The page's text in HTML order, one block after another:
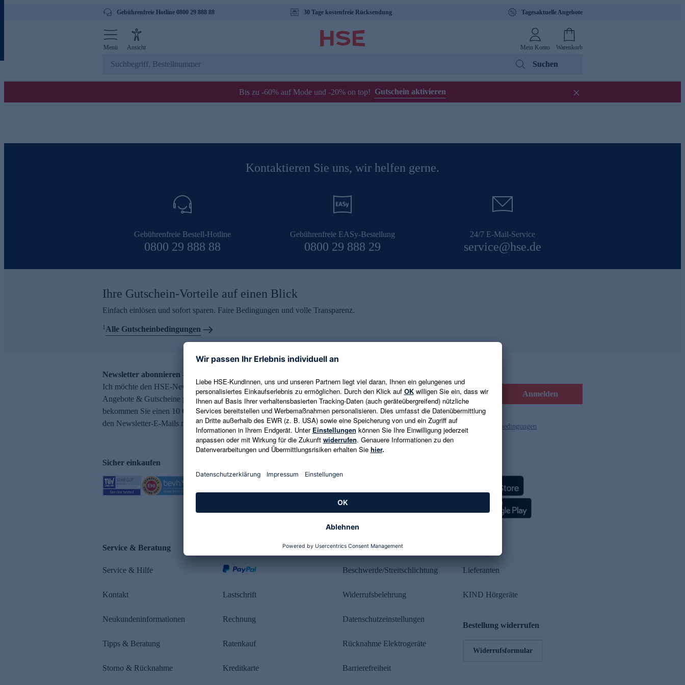
Gebührenfreie Hotline 0800 29 888 88 30 Tage kostenfreie Rücksendung Tagesaktuelle Angebote
Menü Ansicht Mein Konto Warenkorb
Suchen
Bis zu -60% auf Mode und -20% on top! Gutschein aktivieren
Kontaktieren Sie uns, wir helfen gerne.
Gebührenfreie Bestell-Hotline
0800 29 888 88
Gebührenfreie EASy-Bestellung
0800 29 888 29
24/7 E-Mail-Service
service@hse.de
Ihre Gutschein-Vorteile auf einen Blick
Einfach einlösen und sofort sparen. Faire Bedingungen und volle Transparenz.
1Alle Gutscheinbedingungen
Newsletter abonnieren – 10 € Gutschein erhalten
Ich möchte den HSE-Newsletter abonnieren und aktuelle Trends,
Angebote & Gutscheine per E-Mail erhalten. Als Dankeschön
bekommen Sie einen 10 € Gutschein. Eine Abmeldung ist jederzeit in
den Newsletter-E-Mails möglich.
E-Mail-Adresse eingeben Anmelden
Es gelten die Datenschutzrichtlinien und die Gutscheinbedingungen
Sicher einkaufen
Service & Beratung
Service & Hilfe
Kontakt
Neukundeninformationen
Tipps & Beratung
Storno & Rücknahme
Lastschrift
Rechnung
Ratenkauf
Kreditkarte
Rechtliches
Beschwerde/Streitschlichtung
Widerrufsbelehrung
Datenschutzeinstellungen
Rücknahme Elektrogeräte
Barrierefreiheit
Lieferanten
KIND Hörgeräte
Bestellung widerrufen
Widerrufsformular